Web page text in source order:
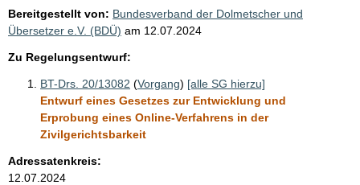
Bereitgestellt von: Bundesverband der Dolmetscher und
Übersetzer e.V. (BDÜ) am 12.07.2024
Zu Regelungsentwurf:
BT-Drs. 20/13082 (Vorgang) [alle SG hierzu]
Entwurf eines Gesetzes zur Entwicklung und
Erprobung eines Online-Verfahrens in der
Zivilgerichtsbarkeit
Adressatenkreis:
12.07.2024